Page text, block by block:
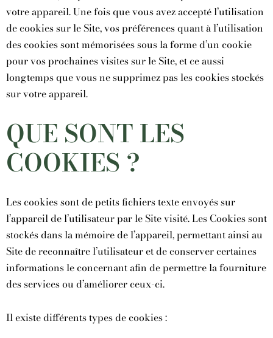
votre appareil. Une fois que vous avez accepté l’utilisation
de cookies sur le Site, vos préférences quant à l’utilisation
des cookies sont mémorisées sous la forme d’un cookie
pour vos prochaines visites sur le Site, et ce aussi
longtemps que vous ne supprimez pas les cookies stockés
sur votre appareil.
QUE SONT LES
COOKIES ?
Les cookies sont de petits fichiers texte envoyés sur
l’appareil de l’utilisateur par le Site visité. Les Cookies sont
stockés dans la mémoire de l’appareil, permettant ainsi au
Site de reconnaître l’utilisateur et de conserver certaines
informations le concernant afin de permettre la fourniture
des services ou d’améliorer ceux-ci.
Il existe différents types de cookies :